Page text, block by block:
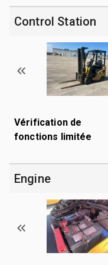
Control Station
Vérification de
fonctions limitée
Engine